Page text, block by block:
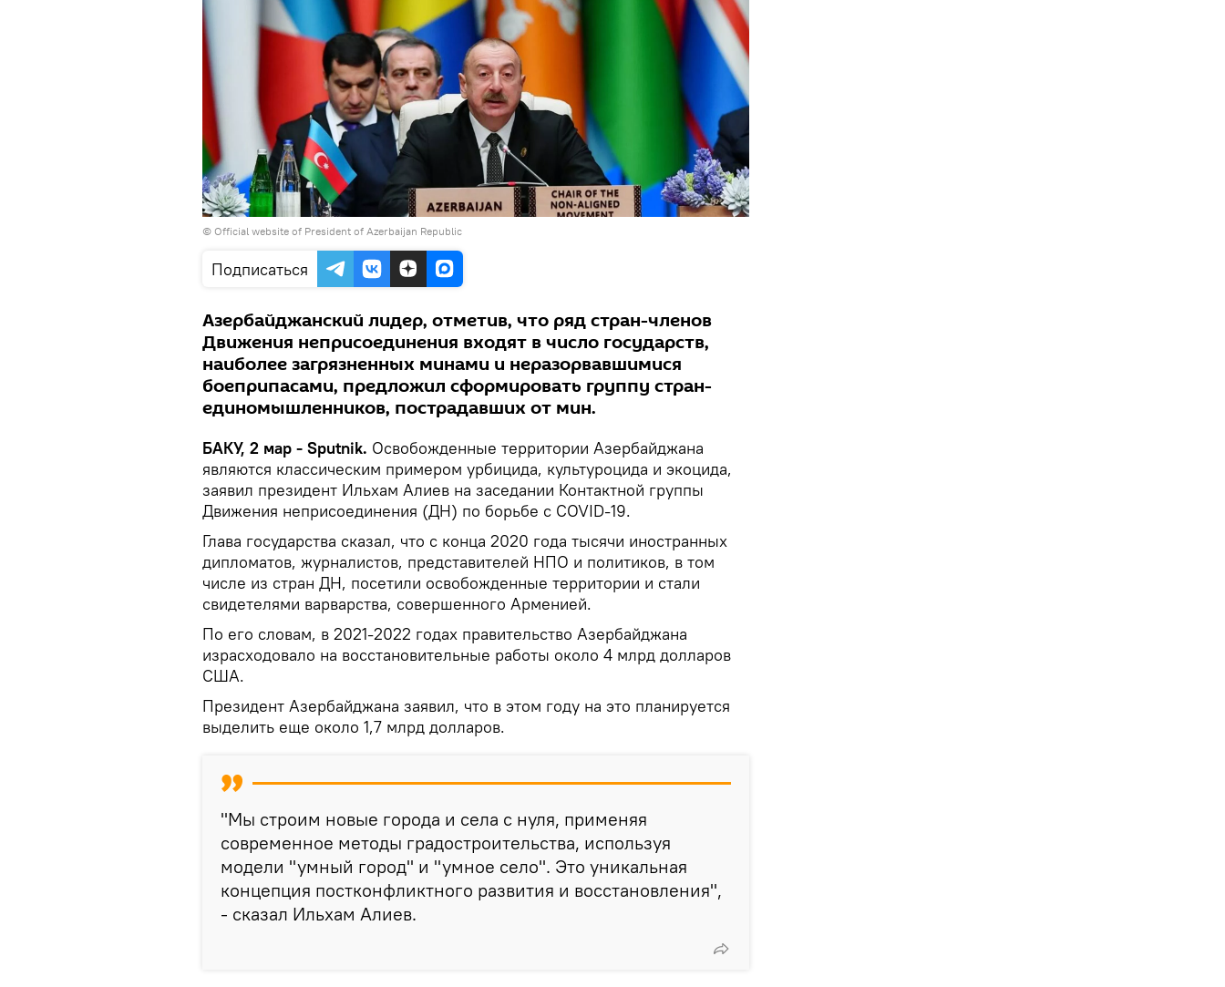
© Official website of President of Azerbaijan Republic
Подписаться
Азербайджанский лидер, отметив, что ряд стран-членов
Движения неприсоединения входят в число государств,
наиболее загрязненных минами и неразорвавшимися
боеприпасами, предложил сформировать группу стран-
единомышленников, пострадавших от мин.
БАКУ, 2 мар - Sputnik. Освобожденные территории Азербайджана
являются классическим примером урбицида, культуроцида и экоцида,
заявил президент Ильхам Алиев на заседании Контактной группы
Движения неприсоединения (ДН) по борьбе с COVID-19.
Глава государства сказал, что с конца 2020 года тысячи иностранных
дипломатов, журналистов, представителей НПО и политиков, в том
числе из стран ДН, посетили освобожденные территории и стали
свидетелями варварства, совершенного Арменией.
По его словам, в 2021-2022 годах правительство Азербайджана
израсходовало на восстановительные работы около 4 млрд долларов
США.
Президент Азербайджана заявил, что в этом году на это планируется
выделить еще около 1,7 млрд долларов.
"Мы строим новые города и села с нуля, применяя
современное методы градостроительства, используя
модели "умный город" и "умное село". Это уникальная
концепция постконфликтного развития и восстановления",
- сказал Ильхам Алиев.